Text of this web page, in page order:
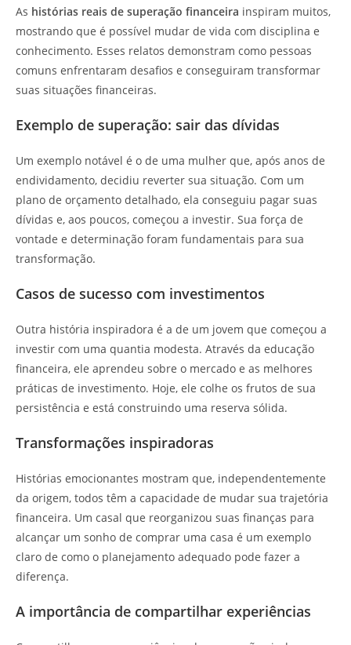
As histórias reais de superação financeira inspiram muitos,
mostrando que é possível mudar de vida com disciplina e
conhecimento. Esses relatos demonstram como pessoas
comuns enfrentaram desafios e conseguiram transformar
suas situações financeiras.
Exemplo de superação: sair das dívidas
Um exemplo notável é o de uma mulher que, após anos de
endividamento, decidiu reverter sua situação. Com um
plano de orçamento detalhado, ela conseguiu pagar suas
dívidas e, aos poucos, começou a investir. Sua força de
vontade e determinação foram fundamentais para sua
transformação.
Casos de sucesso com investimentos
Outra história inspiradora é a de um jovem que começou a
investir com uma quantia modesta. Através da educação
financeira, ele aprendeu sobre o mercado e as melhores
práticas de investimento. Hoje, ele colhe os frutos de sua
persistência e está construindo uma reserva sólida.
Transformações inspiradoras
Histórias emocionantes mostram que, independentemente
da origem, todos têm a capacidade de mudar sua trajetória
financeira. Um casal que reorganizou suas finanças para
alcançar um sonho de comprar uma casa é um exemplo
claro de como o planejamento adequado pode fazer a
diferença.
A importância de compartilhar experiências